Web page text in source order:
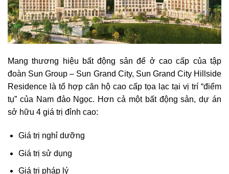
Mang thương hiệu bất động sản để ở cao cấp của tập
đoàn Sun Group – Sun Grand City, Sun Grand City Hillside
Residence là tổ hợp căn hộ cao cấp tọa lạc tại vị trí “điểm
tụ” của Nam đảo Ngọc. Hơn cả một bất động sản, dự án
sở hữu 4 giá trị đỉnh cao:
Giá trị nghỉ dưỡng
Giá trị sử dụng
Giá trị pháp lý